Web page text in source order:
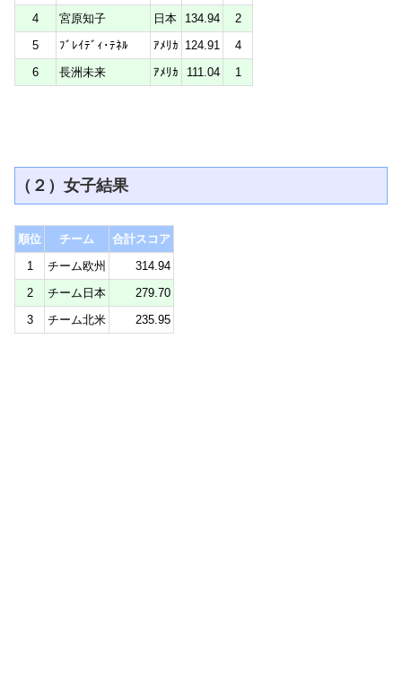
4
宮原知子 日本 134.94
2
5
ﾌﾞﾚｲﾃﾞｨ･ﾃﾈﾙ ｱﾒﾘｶ 124.91
4
6
長洲未来 ｱﾒﾘｶ 111.04 1
（２）女子結果
順位 チーム
合計スコア
1
チーム欧州
314.94
2
チーム日本
279.70
3
チーム北米 235.95